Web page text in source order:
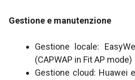
Gestione e manutenzione
Gestione locale:
(CAPWAP in Fit AP mode)
Gestione cloud: Huawei